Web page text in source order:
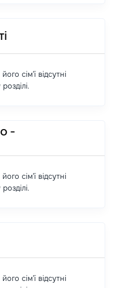
сім'ї відсутні
-
сім'ї відсутні
сім'ї відсутні